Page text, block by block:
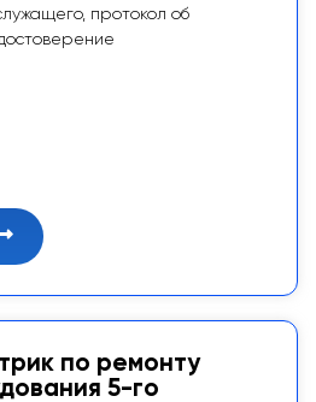
протокол об
по ремонту
5-го